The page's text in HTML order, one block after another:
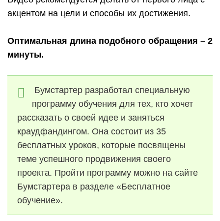
акцентом на цели и способы их достижения.
Оптимальная длина подобного обращения – 2
минуты.
Бумстартер разработал специальную
программу обучения для тех, кто хочет
рассказать о своей идее и заняться
краудфандингом. Она состоит из 35
бесплатных уроков, которые посвящены
теме успешного продвижения своего
проекта. Пройти программу можно на сайте
Бумстартера в разделе «Бесплатное
обучение».